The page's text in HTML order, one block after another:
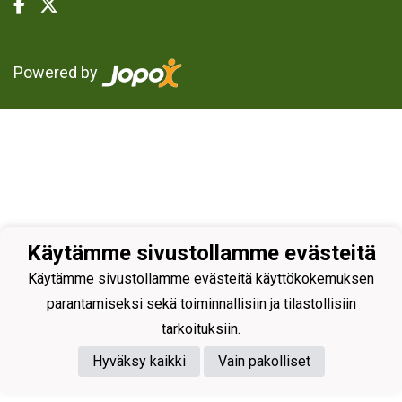
Powered by
Käytämme sivustollamme evästeitä
Käytämme sivustollamme evästeitä käyttökokemuksen
parantamiseksi sekä toiminnallisiin ja tilastollisiin
tarkoituksiin.
Hyväksy kaikki
Vain pakolliset